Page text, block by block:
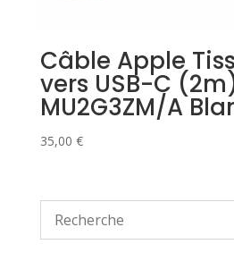
Câble Apple
vers USB-C
MU2G3ZM/A
35,00 €